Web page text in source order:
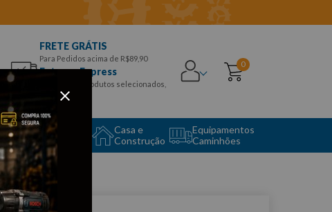
FRETE GRÁTIS
Para Pedidos acima de R$89,90
Entrega Express
para CEPS e produtos selecionados,
Aproveite!
0
Equipamento
Auto Center
Casa e
Construção
Equipamentos
Caminhões
Clique e veja!